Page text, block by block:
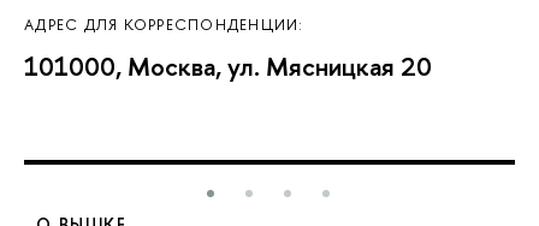
АДРЕС ДЛЯ КОРРЕСПОНДЕНЦИИ:
101000, Москва, ул. Мясницкая 20